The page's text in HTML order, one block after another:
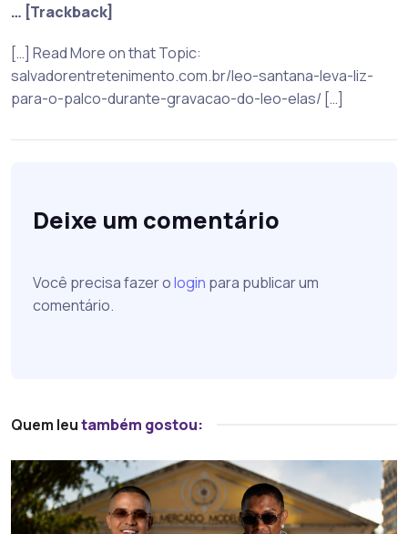
… [Trackback]
[…] Read More on that Topic:
salvadorentretenimento.com.br/leo-santana-leva-liz-
para-o-palco-durante-gravacao-do-leo-elas/ […]
Deixe um comentário
Você precisa fazer ologin para publicar um
comentário.
Quem leutambém gostou: